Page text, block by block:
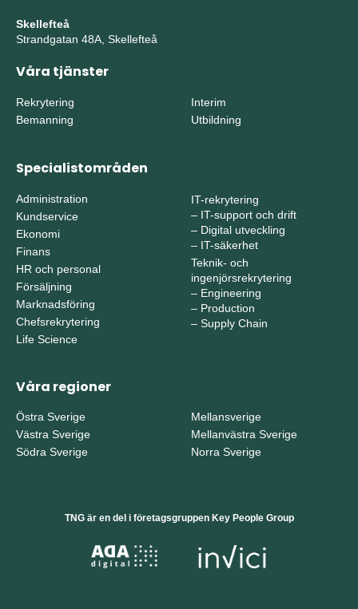
Skellefteå
Strandgatan 48A, Skellefteå
Våra tjänster
Rekrytering
Bemanning
Interim
Utbildning
Specialistområden
Administration
Kundservice
Ekonomi
Finans
HR och personal
Försäljning
Marknadsföring
Chefsrekrytering
Life Science
IT-rekrytering
– IT-support och drift
– Digital utveckling
– IT-säkerhet
Teknik- och
ingenjörsrekrytering
– Engineering
– Production
– Supply Chain
Våra regioner
Östra Sverige
Västra Sverige
Södra Sverige
Mellansverige
Mellanvästra Sverige
Norra Sverige
TNG är en del i företagsgruppen Key People Group